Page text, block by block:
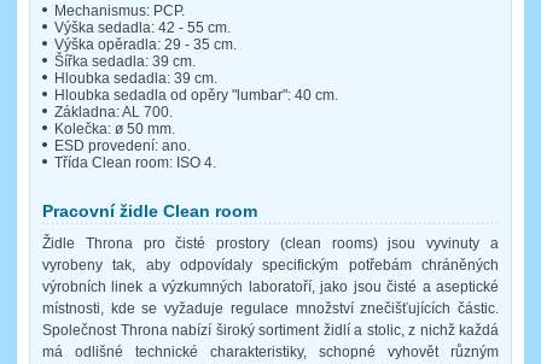
Mechanismus: PCP.
Výška sedadla: 42 - 55 cm.
Výška opěradla: 29 - 35 cm.
Šířka sedadla: 39 cm.
Hloubka sedadla: 39 cm.
Hloubka sedadla od opěry "lumbar": 40 cm.
Základna: AL 700.
Kolečka: ø 50 mm.
ESD provedení: ano.
Třída Clean room: ISO 4.
Pracovní židle Clean room
Židle Throna pro čisté prostory (clean rooms) jsou vyvinuty a
vyrobeny tak, aby odpovídaly specifickým potřebám chráněných
výrobních linek a výzkumných laboratoří, jako jsou čisté a aseptické
místnosti, kde se vyžaduje regulace množství znečišťujících částic.
Společnost Throna nabízí široký sortiment židlí a stolic, z nichž každá
má odlišné technické charakteristiky, schopné vyhovět různým